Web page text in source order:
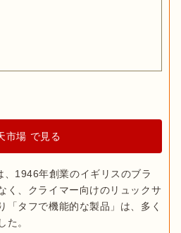
市場 で見る
、1946年創業のイギリスのブラ
く、クライマー向けのリュックサ
「タフで機能的な製品」は、多く
た。